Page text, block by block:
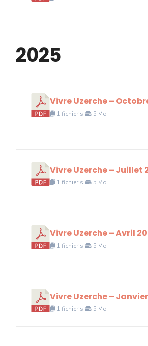
2025
Vivre Uzerche –
1 fichier·s 5 Mo
Vivre Uzerche – Juillet
1 fichier·s 5 Mo
Vivre Uzerche – Avril
1 fichier·s 5 Mo
Vivre Uzerche –
1 fichier·s 5 Mo